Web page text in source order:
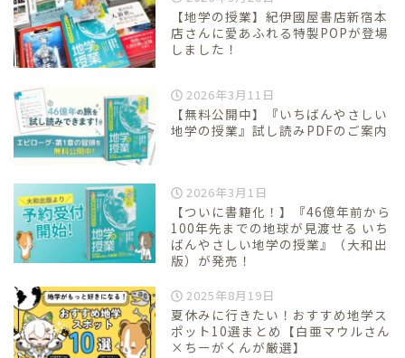
【地学の授業】紀伊國屋書店新宿本
店さんに愛あふれる特製POPが登場
しました！
2026年3月11日
【無料公開中】『いちばんやさしい
地学の授業』試し読みPDFのご案内
2026年3月1日
【ついに書籍化！】『46億年前から
100年先までの地球が見渡せる いち
ばんやさしい地学の授業』（大和出
版）が発売！
2025年8月19日
夏休みに行きたい！おすすめ地学ス
ポット10選まとめ【白亜マウルさん
×ちーがくんが厳選】